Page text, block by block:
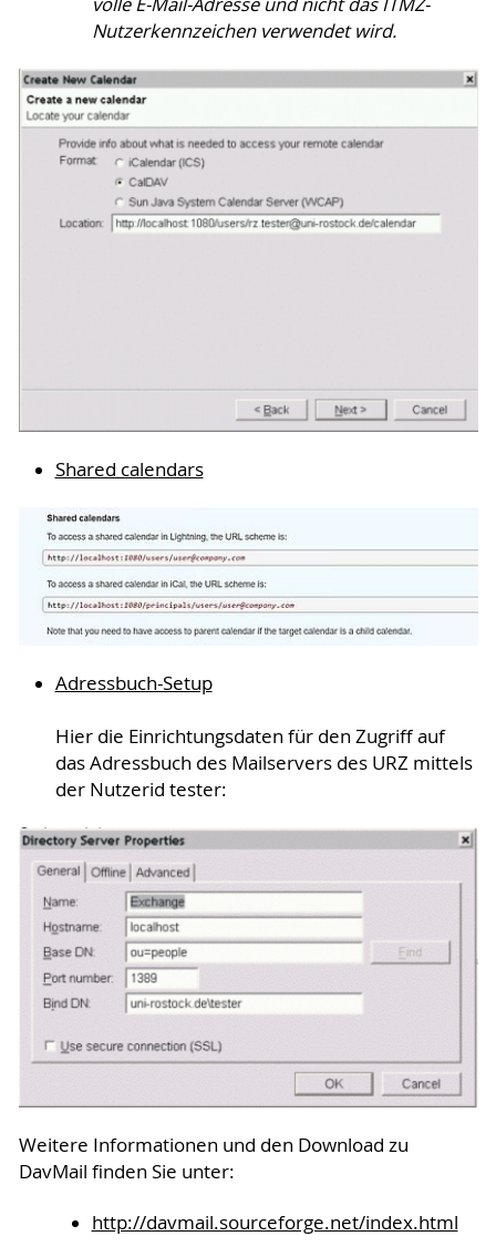
Nutzerkennzeichen verwendet wird.
Shared calendars
Adressbuch-Setup
Hier die Einrichtungsdaten für den Zugriff auf
das Adressbuch des Mailservers des URZ mittels
der Nutzerid tester:
Weitere Informationen und den Download zu
DavMail finden Sie unter:
http://davmail.sourceforge.net/index.html